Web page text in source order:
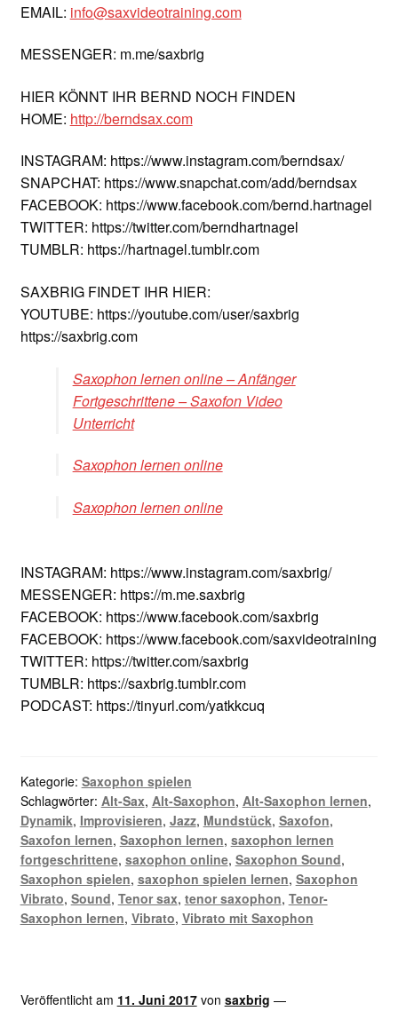
EMAIL: info@saxvideotraining.com
MESSENGER: m.me/saxbrig
HIER KÖNNT IHR BERND NOCH FINDEN
HOME: http://berndsax.com
INSTAGRAM: https://www.instagram.com/berndsax/
SNAPCHAT: https://www.snapchat.com/add/berndsax
FACEBOOK: https://www.facebook.com/bernd.hartnagel
TWITTER: https://twitter.com/berndhartnagel
TUMBLR: https://hartnagel.tumblr.com
SAXBRIG FINDET IHR HIER:
YOUTUBE: https://youtube.com/user/saxbrig
https://saxbrig.com
Saxophon lernen online – Anfänger
Fortgeschrittene – Saxofon Video
Unterricht
Saxophon lernen online
Saxophon lernen online
INSTAGRAM: https://www.instagram.com/saxbrig/
MESSENGER: https://m.me.saxbrig
FACEBOOK: https://www.facebook.com/saxbrig
FACEBOOK: https://www.facebook.com/saxvideotraining
TWITTER: https://twitter.com/saxbrig
TUMBLR: https://saxbrig.tumblr.com
PODCAST: https://tinyurl.com/yatkkcuq
Kategorie: Saxophon spielen
Schlagwörter: Alt-Sax, Alt-Saxophon, Alt-Saxophon lernen,
Dynamik, Improvisieren, Jazz, Mundstück, Saxofon,
Saxofon lernen, Saxophon lernen, saxophon lernen
fortgeschrittene, saxophon online, Saxophon Sound,
Saxophon spielen, saxophon spielen lernen, Saxophon
Vibrato, Sound, Tenor sax, tenor saxophon, Tenor-
Saxophon lernen, Vibrato, Vibrato mit Saxophon
Veröffentlicht am 11. Juni 2017 von saxbrig —